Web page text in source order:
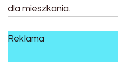
dla mieszkania.
Reklama